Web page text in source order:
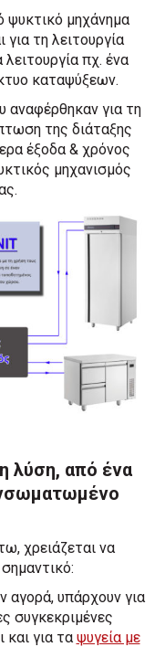
ψυκτικό μηχάνημα
για τη λειτουργία
πχ. ένα
καταψύξεων.
αναφέρθηκαν για τη
της διάταξης
έξοδα & χρόνος
μηχανισμός
λύση, από ένα
χρειάζεται να
αγορά, υπάρχουν για
συγκεκριμένες
και για τα ψυγεία με